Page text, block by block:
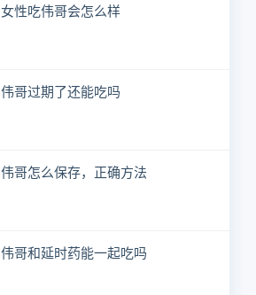
女性吃伟哥会怎么样
伟哥过期了还能吃吗
伟哥怎么保存，正确方法
伟哥和延时药能一起吃吗